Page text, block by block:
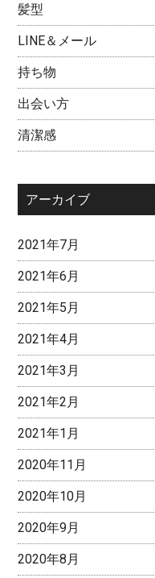
髪型
LINE＆メール
持ち物
出会い方
清潔感
アーカイブ
2021年7月
2021年6月
2021年5月
2021年4月
2021年3月
2021年2月
2021年1月
2020年11月
2020年10月
2020年9月
2020年8月